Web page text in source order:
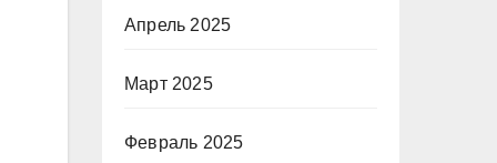
Апрель 2025
Март 2025
Февраль 2025